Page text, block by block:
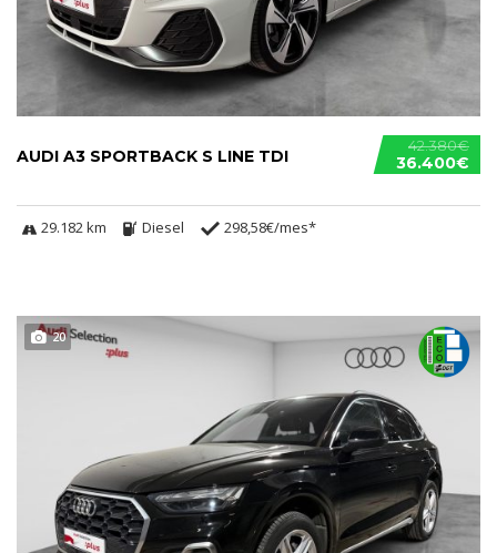
42.380€
36.400€
AUDI A3 SPORTBACK S LINE TDI
29.182 km Diesel 298,58€/mes*
20